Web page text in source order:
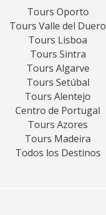
Tours Oporto
Tours Valle del Duero
Tours Lisboa
Tours Sintra
Tours Algarve
Tours Setúbal
Tours Alentejo
Centro de Portugal
Tours Azores
Tours Madeira
Todos los Destinos